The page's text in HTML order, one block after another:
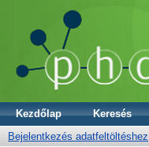
Kezdőlap Keresés
Bejelentkezés adatfeltöltéshez